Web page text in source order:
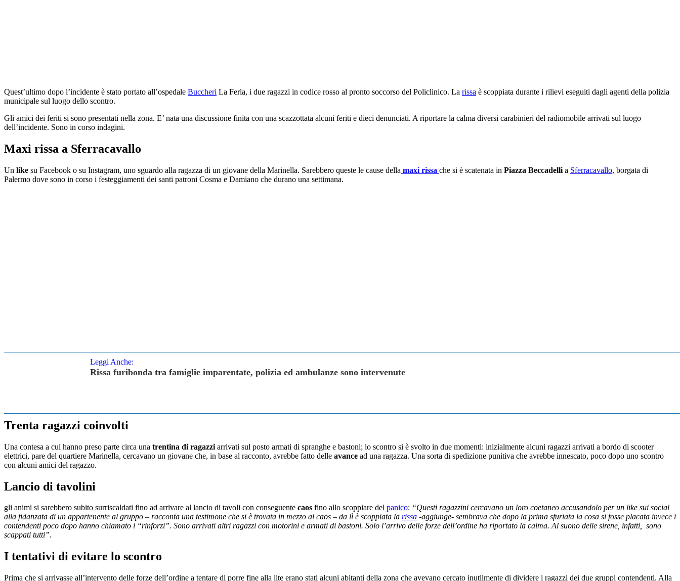
Quest’ultimo dopo l’incidente è stato portato all’ospedale Buccheri La Ferla, i due ragazzi in codice rosso al pronto soccorso del Policlinico. La rissa è scoppiata durante i rilievi eseguiti dagli agenti della polizia
municipale sul luogo dello scontro.
Gli amici dei feriti si sono presentati nella zona. E’ nata una discussione finita con una scazzottata alcuni feriti e dieci denunciati. A riportare la calma diversi carabinieri del radiomobile arrivati sul luogo
dell’incidente. Sono in corso indagini.
Maxi rissa a Sferracavallo
Un like su Facebook o su Instagram, uno sguardo alla ragazza di un giovane della Marinella. Sarebbero queste le cause della maxi rissa che si è scatenata in Piazza Beccadelli a Sferracavallo, borgata di
Palermo dove sono in corso i festeggiamenti dei santi patroni Cosma e Damiano che durano una settimana.
Leggi Anche:
Rissa furibonda tra famiglie imparentate, polizia ed ambulanze sono intervenute
Trenta ragazzi coinvolti
Una contesa a cui hanno preso parte circa una trentina di ragazzi arrivati sul posto armati di spranghe e bastoni; lo scontro si è svolto in due momenti: inizialmente alcuni ragazzi arrivati a bordo di scooter
elettrici, pare del quartiere Marinella, cercavano un giovane che, in base al racconto, avrebbe fatto delle avance ad una ragazza. Una sorta di spedizione punitiva che avrebbe innescato, poco dopo uno scontro
con alcuni amici del ragazzo.
Lancio di tavolini
gli animi si sarebbero subito surriscaldati fino ad arrivare al lancio di tavoli con conseguente caos fino allo scoppiare del panico: “Questi ragazzini cercavano un loro coetaneo accusandolo per un like sui social
alla fidanzata di un appartenente al gruppo – racconta una testimone che si è trovata in mezzo al caos – da lì è scoppiata la rissa -aggiunge- sembrava che dopo la prima sfuriata la cosa si fosse placata invece i
contendenti poco dopo hanno chiamato i “rinforzi”. Sono arrivati altri ragazzi con motorini e armati di bastoni. Solo l’arrivo delle forze dell’ordine ha riportato la calma. Al suono delle sirene, infatti, sono
scappati tutti”.
I tentativi di evitare lo scontro
Prima che si arrivasse all’intervento delle forze dell’ordine a tentare di porre fine alla lite erano stati alcuni abitanti della zona che avevano cercato inutilmente di dividere i ragazzi dei due gruppi contendenti. Alla